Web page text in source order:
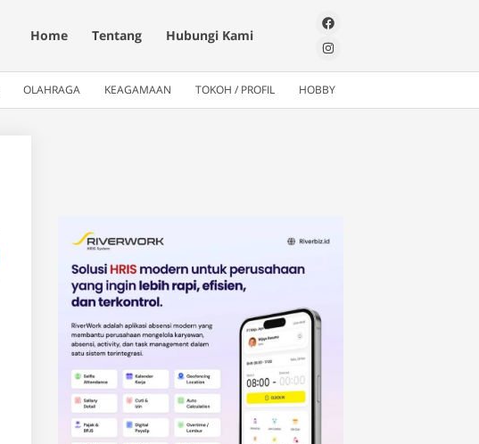
Home Tentang Hubungi Kami
OLAHRAGA KEAGAMAAN TOKOH / PROFIL HOBBY